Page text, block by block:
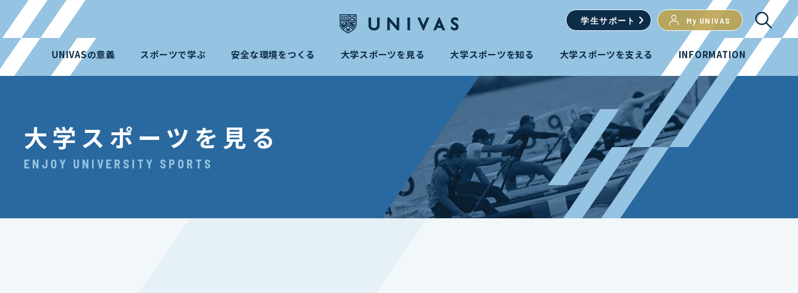
学生サポート My UNIVAS
UNIVASの意義 スポーツで学ぶ 安全な環境をつくる 大学スポーツを見る 大学スポーツを知る 大学スポーツを支える INFORMATION
大学スポーツを見る
ENJOY UNIVERSITY SPORTS